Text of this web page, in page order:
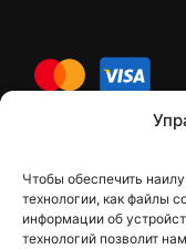
Чтобы обеспечить
технологии, как файлы
информации об
технологий позволит
Контакты